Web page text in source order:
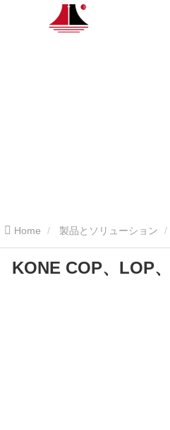
Home 製品とソリューション
KONE COP、LOP、プッシュボタン
KONE COP、LOP